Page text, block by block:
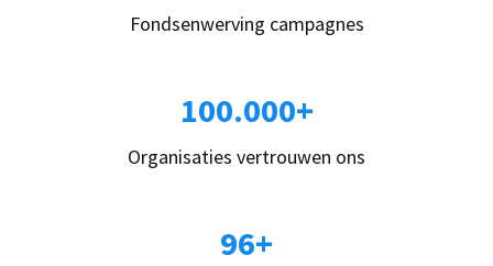
Fondsenwerving campagnes
100.000+
Organisaties vertrouwen ons
96+